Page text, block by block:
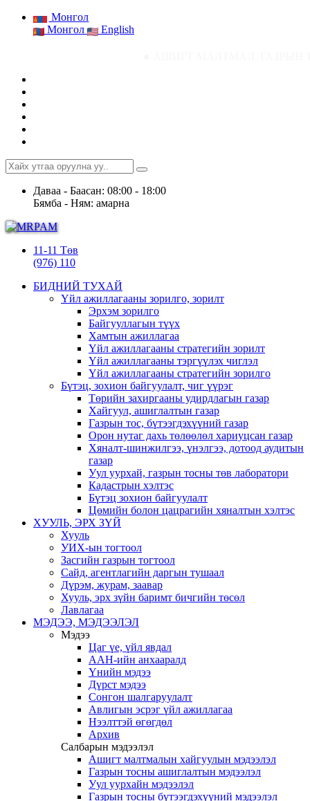
Монгол
Монгол
English
Даваа - Баасан: 08:00 - 18:00
Бямба - Ням: амарна
11-11 Төв
(976) 110
БИДНИЙ ТУХАЙ
Үйл ажиллагааны зорилго, зорилт
Эрхэм зорилго
Байгууллагын түүх
Хамтын ажиллагаа
Үйл ажиллагааны стратегийн зорилт
Үйл ажиллагааны тэргүүлэх чиглэл
Үйл ажиллагааны стратегийн зорилго
Бүтэц, зохион байгуулалт, чиг үүрэг
Төрийн захиргааны удирдлагын газар
Хайгуул, ашиглалтын газар
Газрын тос, бүтээгдэхүүний газар
Орон нутаг дахь төлөөлөл хариуцсан газар
Хяналт-шинжилгээ, үнэлгээ, дотоод аудитын
газар
Уул уурхай, газрын тосны төв лаборатори
Кадастрын хэлтэс
Бүтэц зохион байгуулалт
Цөмийн болон цацрагийн хяналтын хэлтэс
ХУУЛЬ, ЭРХ ЗҮЙ
Хууль
УИХ-ын тогтоол
Засгийн газрын тогтоол
Сайд, агентлагийн даргын тушаал
Дүрэм, журам, заавар
Хууль, эрх зүйн баримт бичгийн төсөл
Лавлагаа
МЭДЭЭ, МЭДЭЭЛЭЛ
Мэдээ
Цаг үе, үйл явдал
ААН-ийн анхааралд
Үнийн мэдээ
Дүрст мэдээ
Сонгон шалгаруулалт
Авлигын эсрэг үйл ажиллагаа
Нээлттэй өгөгдөл
Архив
Салбарын мэдээлэл
Ашигт малтмалын хайгуулын мэдээлэл
Газрын тосны ашиглалтын мэдээлэл
Уул уурхайн мэдээлэл
Газрын тосны бүтээгдэхүүний мэдээлэл